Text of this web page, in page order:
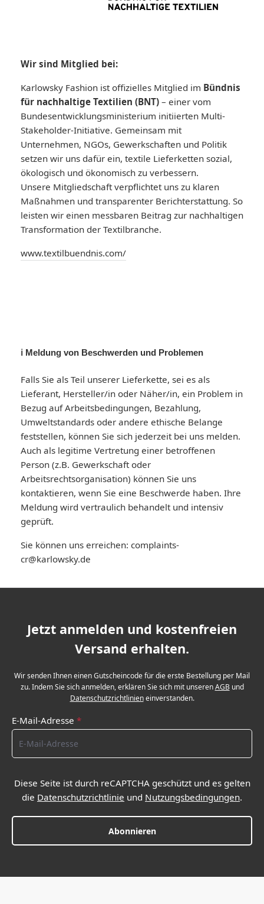
Wir sind Mitglied bei:
Karlowsky Fashion ist offizielles Mitglied im Bündnis
für nachhaltige Textilien (BNT) – einer vom
Bundesentwicklungsministerium initiierten Multi-
Stakeholder-Initiative. Gemeinsam mit
Unternehmen, NGOs, Gewerkschaften und Politik
setzen wir uns dafür ein, textile Lieferketten sozial,
ökologisch und ökonomisch zu verbessern.
Unsere Mitgliedschaft verpflichtet uns zu klaren
Maßnahmen und transparenter Berichterstattung. So
leisten wir einen messbaren Beitrag zur nachhaltigen
Transformation der Textilbranche.
www.textilbuendnis.com/
ℹ️ Meldung von Beschwerden und Problemen
Falls Sie als Teil unserer Lieferkette, sei es als
Lieferant, Hersteller/in oder Näher/in, ein Problem in
Bezug auf Arbeitsbedingungen, Bezahlung,
Umweltstandards oder andere ethische Belange
feststellen, können Sie sich jederzeit bei uns melden.
Auch als legitime Vertretung einer betroffenen
Person (z.B. Gewerkschaft oder
Arbeitsrechtsorganisation) können Sie uns
kontaktieren, wenn Sie eine Beschwerde haben. Ihre
Meldung wird vertraulich behandelt und intensiv
geprüft.
Sie können uns erreichen: complaints-
cr@karlowsky.de
Jetzt anmelden und kostenfreien
Versand erhalten.
Wir senden Ihnen einen Gutscheincode für die erste Bestellung per Mail
zu. Indem Sie sich anmelden, erklären Sie sich mit unserenAGBund
Datenschutzrichtlinieneinverstanden.
E-Mail-Adresse *
Diese Seite ist durch reCAPTCHA geschützt und es gelten
die Datenschutzrichtlinie und Nutzungsbedingungen.
Abonnieren